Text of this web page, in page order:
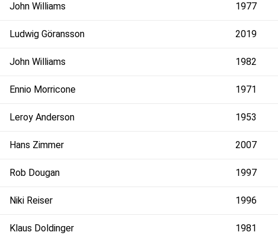
John Williams 1977
Ludwig Göransson 2019
John Williams 1982
Ennio Morricone 1971
Leroy Anderson 1953
Hans Zimmer 2007
Rob Dougan 1997
Niki Reiser 1996
Klaus Doldinger 1981